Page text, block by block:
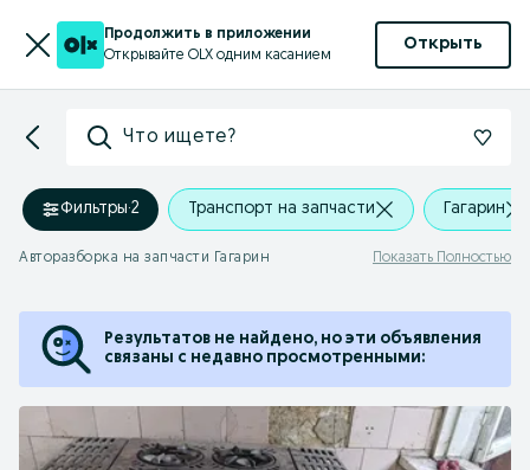
Продолжить в приложении
Открывайте OLX одним касанием
Открыть
Что ищете?
Фильтры·2 Транспорт на запчасти Гагарин
Авторазборка на запчасти Гагарин Показать Полностью
Результатов не найдено, но эти объявления
связаны с недавно просмотренными: